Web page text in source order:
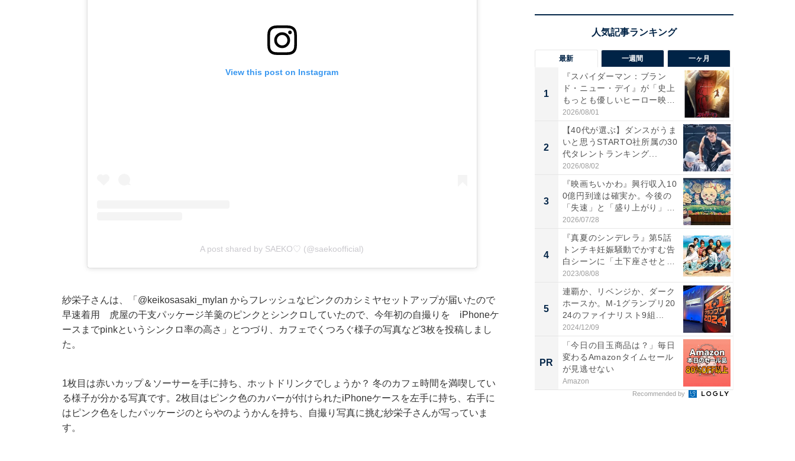
View this post on Instagram
A post shared by SAEKO♡ (@saekoofficial)
紗栄子さんは、「 @keikosasaki_mylan からフレッシュなピンクのカシミヤセットアップが届いたので
早速着用 虎屋の干支パッケージ羊羹のピンクとシンクロしていたので、今年初の自撮りを iPhoneケ
ースまでpinkというシンクロ率の高さ」とつづり、カフェでくつろぐ様子の写真など3枚を投稿しまし
た。
1枚目は赤いカップ＆ソーサーを手に持ち、ホットドリンクでしょうか？ 冬のカフェ時間を満喫してい
る様子が分かる写真です。2枚目はピンク色のカバーが付けられたiPhoneケースを左手に持ち、右手に
はピンク色をしたパッケージのとらやのようかんを持ち、自撮り写真に挑む紗栄子さんが写っていま
す。
最新 一週間 一ヶ月
1
『スパイダーマン：ブラン
ド・ニュー・デイ』が「史上
もっとも優しいヒーロー映
画」に...
2026/08/01
2
【40代が選ぶ】ダンスがうま
いと思うSTARTO社所属の30
代タレントランキング...
2026/08/02
3
『映画ちいかわ』興行収入10
0億円到達は確実か。今後の
「失速」と「盛り上がり」
が...
2026/07/28
4
『真夏のシンデレラ』第5話
トンチキ妊娠騒動でかすむ告
白シーンに「土下座させと
い...
2023/08/08
5
連覇か、リベンジか、ダーク
ホースか。M-1グランプリ20
24のファイナリスト9組...
2024/12/09
PR
「今日の目玉商品は？」毎日
変わるAmazonタイムセール
が見逃せない
Amazon
Recommended by